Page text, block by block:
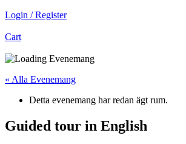
Login / Register
Cart
« Alla Evenemang
Detta evenemang har redan ägt rum.
Guided tour in English